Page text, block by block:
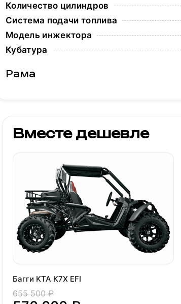
Количество цилиндров
Система подачи топлива
Модель инжектора
Кубатура
Рама
Вместе дешевле
Багги KTA К7X EFI
655 500 ₽